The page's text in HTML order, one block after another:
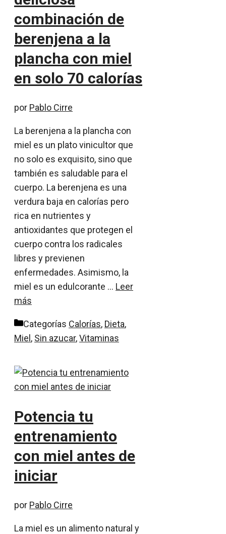
combinación de
berenjena a la
plancha con miel
en solo 70 calorías
por Pablo Cirre
La berenjena a la plancha con
miel es un plato vinicultor que
no solo es exquisito, sino que
también es saludable para el
cuerpo. La berenjena es una
verdura baja en calorías pero
rica en nutrientes y
antioxidantes que protegen el
cuerpo contra los radicales
libres y previenen
enfermedades. Asimismo, la
miel es un edulcorante … Leer
más
Categorías Calorías, Dieta,
Miel , Sin azucar,Vitaminas
Potencia tu
entrenamiento
con miel antes de
iniciar
por Pablo Cirre
La miel es un alimento natural y